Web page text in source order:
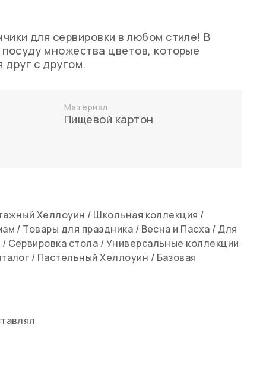
для сервировки в любом стиле! В
множества цветов, которые
друг с другом.
Материал
Пищевой картон
Хеллоуин / Школьная коллекция /
/ Товары для праздника / Весна и Пасха / Для
/ Сервировка стола /Универсальные коллекции
/ Пастельный Хеллоуин / Базовая